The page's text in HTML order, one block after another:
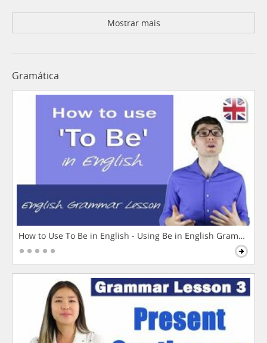
Mostrar mais
Gramática
How to Use To Be in English - Using Be in English Grammar